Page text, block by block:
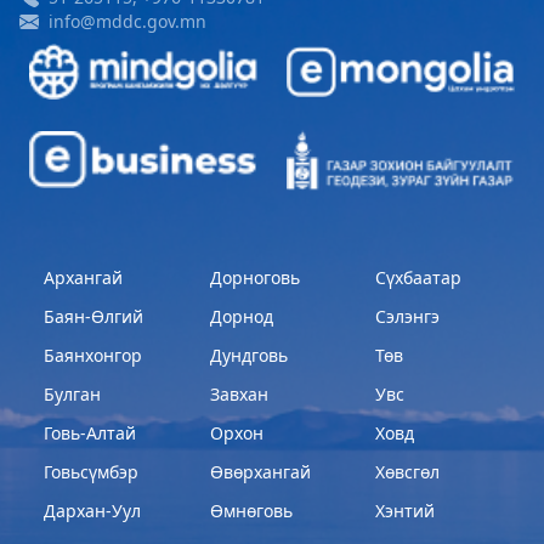
Хөвсгөл Зооноз
2024-08-12 08:33:05
Хөвсгөл аймгийн Хүнс хөдөө, аж ахуйн
газар
Дэлгэрэнгүй
info@mddc.gov.mn
Архангай
Баян-Өлгий
Баянхонгор
Булган
Говь-Алтай
Говьсүмбэр
Дархан-Уул
Дорноговь
Дорнод
Дундговь
Завхан
Орхон
Өвөрхангай
Өмнөговь
Сүхбаатар
Сэлэнгэ
Төв
Увс
Ховд
Хөвсгөл
Хэнтий